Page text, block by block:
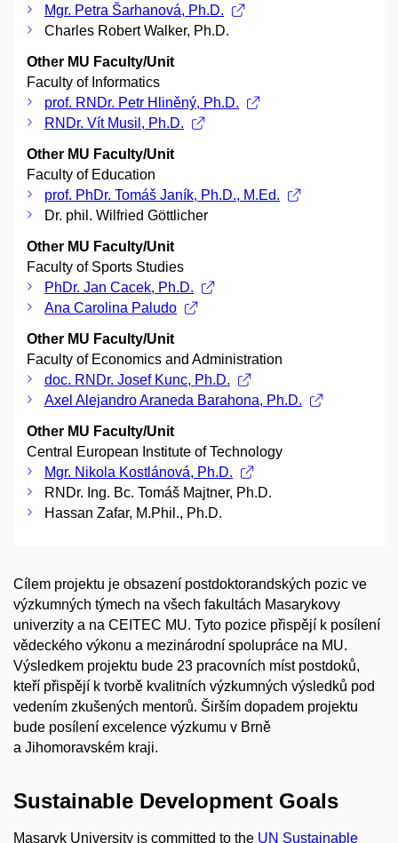
Mgr. Petra Šarhanová, Ph.D.
Charles Robert Walker, Ph.D.
Other MU Faculty/Unit
Faculty of Informatics
prof. RNDr. Petr Hliněný, Ph.D.
RNDr. Vít Musil, Ph.D.
Other MU Faculty/Unit
Faculty of Education
prof. PhDr. Tomáš Janík, Ph.D., M.Ed.
Dr. phil. Wilfried Göttlicher
Other MU Faculty/Unit
Faculty of Sports Studies
PhDr. Jan Cacek, Ph.D.
Ana Carolina Paludo
Other MU Faculty/Unit
Faculty of Economics and Administration
doc. RNDr. Josef Kunc, Ph.D.
Axel Alejandro Araneda Barahona, Ph.D.
Other MU Faculty/Unit
Central European Institute of Technology
Mgr. Nikola Kostlánová, Ph.D.
RNDr. Ing. Bc. Tomáš Majtner, Ph.D.
Hassan Zafar, M.Phil., Ph.D.
Cílem projektu je obsazení postdoktorandských pozic ve
výzkumných týmech na všech fakultách Masarykovy
univerzity a na CEITEC MU. Tyto pozice přispějí k posílení
vědeckého výkonu a mezinárodní spolupráce na MU.
Výsledkem projektu bude 23 pracovních míst postdoků,
kteří přispějí k tvorbě kvalitních výzkumných výsledků pod
vedením zkušených mentorů. Širším dopadem projektu
bude posílení excelence výzkumu v Brně
a Jihomoravském kraji.
Sustainable Development Goals
Masaryk University is committed to the UN Sustainable